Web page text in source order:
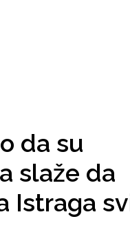
da su
slaže da
Istraga